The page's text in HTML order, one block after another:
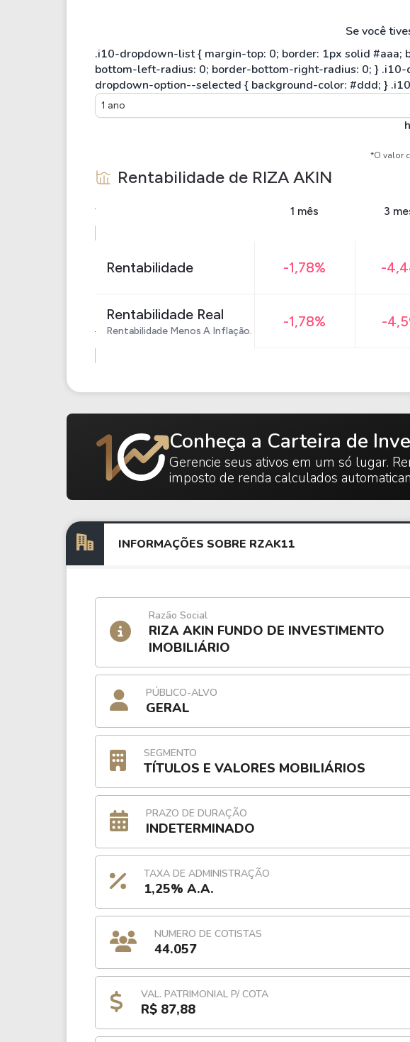
Se você
1 ano
*O valor
Rentabilidade de RIZA AKIN
1 mês 3
Rentabilidade -1,78% -
Rentabilidade Real
Rentabilidade Menos A Inflação.
-1,78% -
Conheça a Carteira de
Gerencie seus ativos em um só lugar.
imposto de renda calculados
INFORMAÇÕES SOBRE RZAK11
Razão Social
RIZA AKIN FUNDO DE INVESTIMENTO
IMOBILIÁRIO
PÚBLICO-ALVO
GERAL
SEGMENTO
TÍTULOS E VALORES MOBILIÁRIOS
PRAZO DE DURAÇÃO
INDETERMINADO
TAXA DE ADMINISTRAÇÃO
1,25% A.A.
NUMERO DE COTISTAS
44.057
VAL. PATRIMONIAL P/ COTA
R$ 87,88